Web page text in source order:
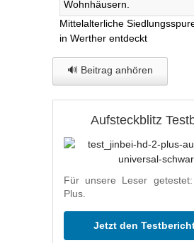
Mittelalterliche
in Werther entdeckt
🔊 Beitrag anhören
Aufsteckblitz
Für unsere Leser
Plus.
Jetzt den